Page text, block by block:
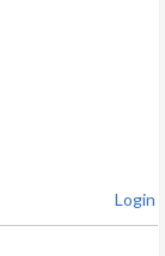
Login